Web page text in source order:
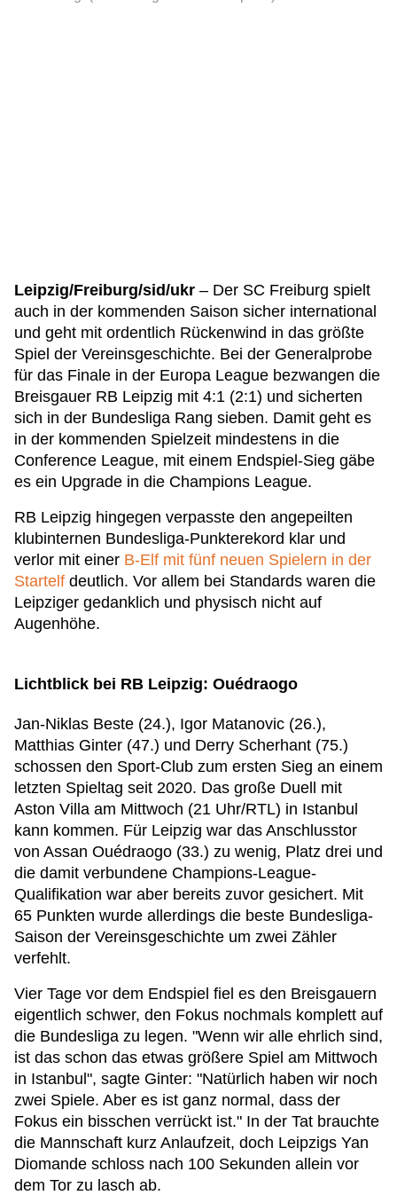
Leipzig/Freiburg/sid/ukr – Der SC Freiburg spielt
auch in der kommenden Saison sicher international
und geht mit ordentlich Rückenwind in das größte
Spiel der Vereinsgeschichte. Bei der Generalprobe
für das Finale in der Europa League bezwangen die
Breisgauer RB Leipzig mit 4:1 (2:1) und sicherten
sich in der Bundesliga Rang sieben. Damit geht es
in der kommenden Spielzeit mindestens in die
Conference League, mit einem Endspiel-Sieg gäbe
es ein Upgrade in die Champions League.
RB Leipzig hingegen verpasste den angepeilten
klubinternen Bundesliga-Punkterekord klar und
verlor mit einer B-Elf mit fünf neuen Spielern in der
Startelf deutlich. Vor allem bei Standards waren die
Leipziger gedanklich und physisch nicht auf
Augenhöhe.
Lichtblick bei RB Leipzig: Ouédraogo
Jan-Niklas Beste (24.), Igor Matanovic (26.),
Matthias Ginter (47.) und Derry Scherhant (75.)
schossen den Sport-Club zum ersten Sieg an einem
letzten Spieltag seit 2020. Das große Duell mit
Aston Villa am Mittwoch (21 Uhr/RTL) in Istanbul
kann kommen. Für Leipzig war das Anschlusstor
von Assan Ouédraogo (33.) zu wenig, Platz drei und
die damit verbundene Champions-League-
Qualifikation war aber bereits zuvor gesichert. Mit
65 Punkten wurde allerdings die beste Bundesliga-
Saison der Vereinsgeschichte um zwei Zähler
verfehlt.
Vier Tage vor dem Endspiel fiel es den Breisgauern
eigentlich schwer, den Fokus nochmals komplett auf
die Bundesliga zu legen. "Wenn wir alle ehrlich sind,
ist das schon das etwas größere Spiel am Mittwoch
in Istanbul", sagte Ginter: "Natürlich haben wir noch
zwei Spiele. Aber es ist ganz normal, dass der
Fokus ein bisschen verrückt ist." In der Tat brauchte
die Mannschaft kurz Anlaufzeit, doch Leipzigs Yan
Diomande schloss nach 100 Sekunden allein vor
dem Tor zu lasch ab.